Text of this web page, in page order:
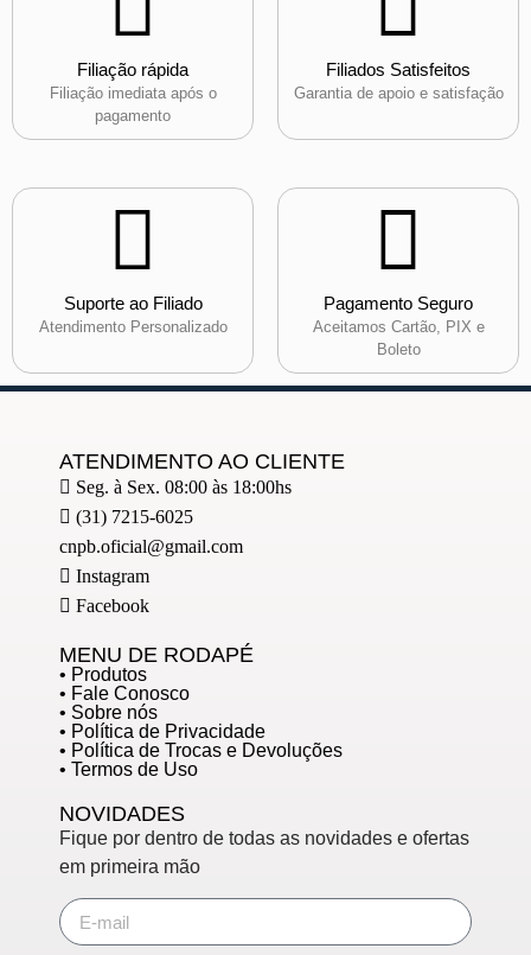
Filiação rápida
Filiação imediata após o
pagamento
Filiados Satisfeitos
Garantia de apoio e satisfação
Suporte ao Filiado
Atendimento Personalizado
Pagamento Seguro
Aceitamos Cartão, PIX e
Boleto
ATENDIMENTO AO CLIENTE
Seg. à Sex. 08:00 às 18:00hs
(31) 7215-6025
cnpb.oficial@gmail.com
Instagram
Facebook
MENU DE RODAPÉ
• Produtos
• Fale Conosco
• Sobre nós
• Política de Privacidade
• Política de Trocas e Devoluções
• Termos de Uso
NOVIDADES
Fique por dentro de todas as novidades e ofertas
em primeira mão